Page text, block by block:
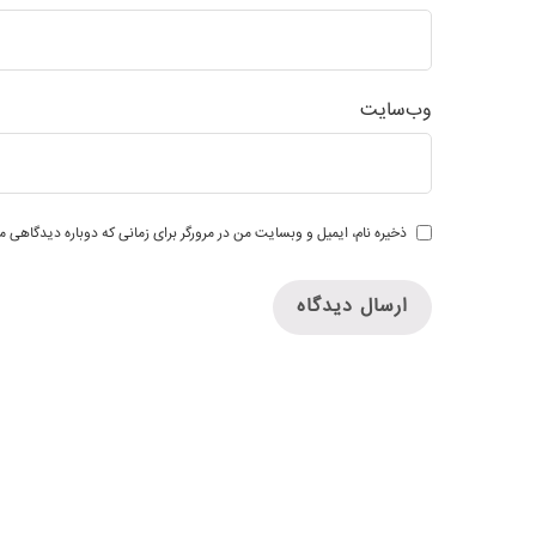
وب‌سایت
ذخیره نام، ایمیل و وبسایت من در مرورگر برای زمانی که دوباره